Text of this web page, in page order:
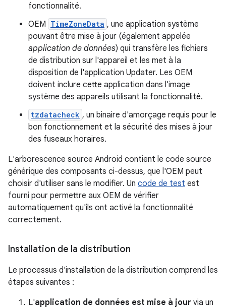
fonctionnalité.
OEM TimeZoneData , une application système
pouvant être mise à jour (également appelée
application de données) qui transfère les fichiers
de distribution sur l'appareil et les met à la
disposition de l'application Updater. Les OEM
doivent inclure cette application dans l'image
système des appareils utilisant la fonctionnalité.
tzdatacheck , un binaire d'amorçage requis pour le
bon fonctionnement et la sécurité des mises à jour
des fuseaux horaires.
L'arborescence source Android contient le code source
générique des composants ci-dessus, que l'OEM peut
choisir d'utiliser sans le modifier. Un code de test est
fourni pour permettre aux OEM de vérifier
automatiquement qu'ils ont activé la fonctionnalité
correctement.
Installation de la distribution
Le processus d'installation de la distribution comprend les
étapes suivantes :
L'application de données est mise à jour via un